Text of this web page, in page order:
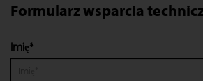
Formularz wsparcia
Imię*